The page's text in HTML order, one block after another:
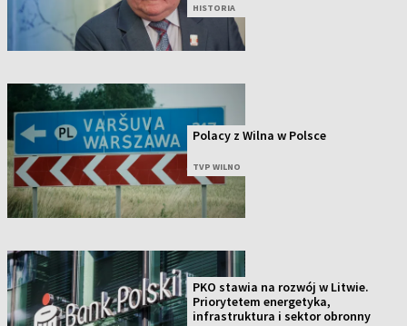
HISTORIA
Polacy z Wilna w Polsce
TVP WILNO
PKO stawia na rozwój w Litwie.
Priorytetem energetyka,
infrastruktura i sektor obronny